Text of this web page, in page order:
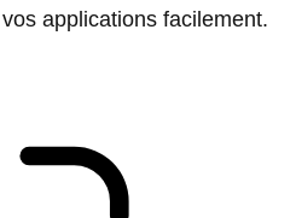
applications facilement.